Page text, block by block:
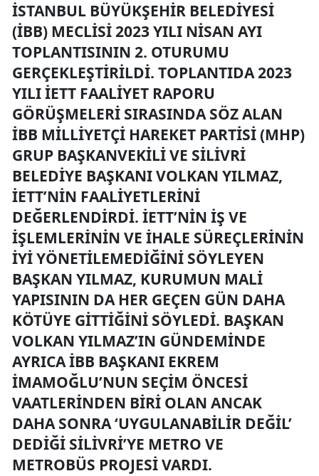
İSTANBUL BÜYÜKŞEHIR BELEDIYESI
(İBB) MECLISI 2023 YILI NISAN AYI
TOPLANTISININ 2. OTURUMU
GERÇEKLEŞTIRILDI. TOPLANTIDA 2023
YILI İETT FAALIYET RAPORU
GÖRÜŞMELERI SIRASINDA SÖZ ALAN
İBB MILLIYETÇI HAREKET PARTISI (MHP)
GRUP BAŞKANVEKILI VE SILIVRI
BELEDIYE BAŞKANI VOLKAN YILMAZ,
İETT’NIN FAALIYETLERINI
DEĞERLENDIRDI. İETT’NIN IŞ VE
IŞLEMLERININ VE IHALE SÜREÇLERININ
IYI YÖNETILEMEDIĞINI SÖYLEYEN
BAŞKAN YILMAZ, KURUMUN MALI
YAPISININ DA HER GEÇEN GÜN DAHA
KÖTÜYE GITTIĞINI SÖYLEDI. BAŞKAN
VOLKAN YILMAZ’IN GÜNDEMINDE
AYRICA İBB BAŞKANI EKREM
İMAMOĞLU’NUN SEÇIM ÖNCESI
VAATLERINDEN BIRI OLAN ANCAK
DAHA SONRA ‘UYGULANABILIR DEĞIL’
DEDIĞI SILIVRI’YE METRO VE
METROBÜS PROJESI VARDI.